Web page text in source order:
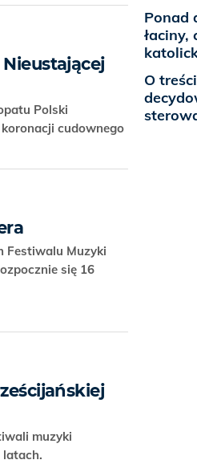
Polski
cudownego
Festiwalu Muzyki
się 16
muzyki
latach.
Ponad
łaciny,
O